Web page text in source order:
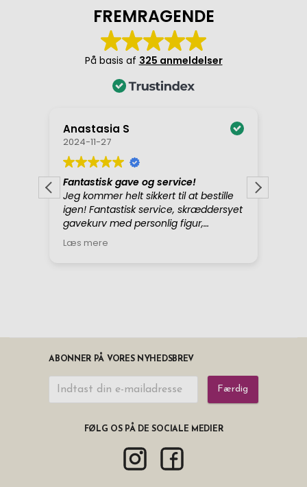
ABONNER PÅ VORES NYHEDSBREV
Færdig
FØLG OS PÅ DE SOCIALE MEDIER